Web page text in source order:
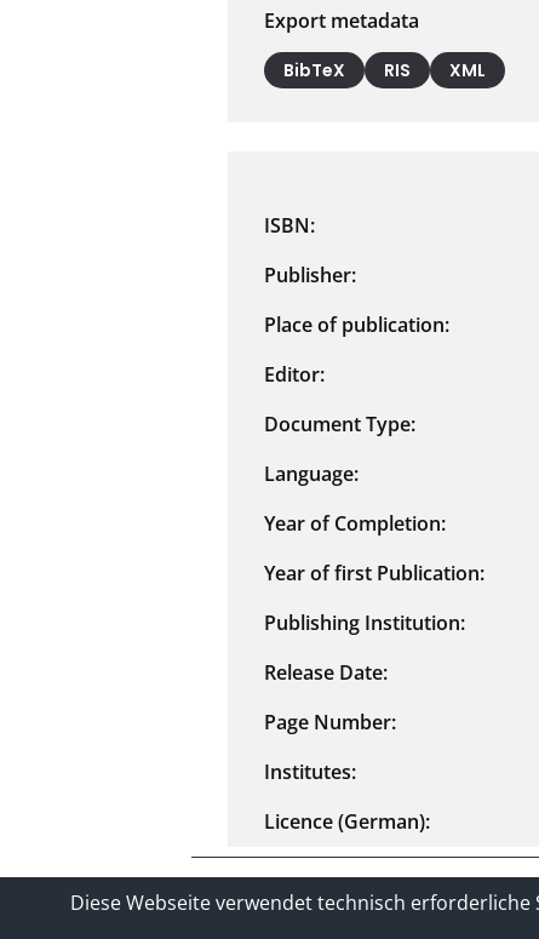
Export metadata
BibTeX RIS XML
ISBN:
Publisher:
Place of publication:
Editor:
Document Type:
Language:
Year of Completion:
Year of first Publication:
Publishing Institution:
Release Date:
Page Number:
Institutes:
Licence (German):
Contact Privacy Policy
Diese Webseite verwendet technisch